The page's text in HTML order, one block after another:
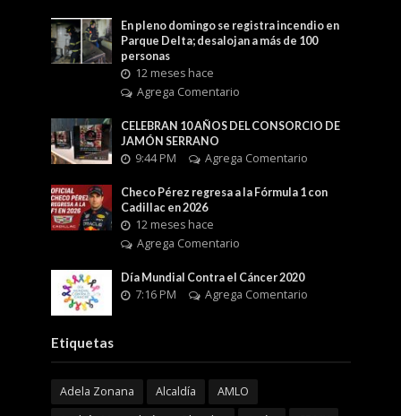
En pleno domingo se registra incendio en
Parque Delta; desalojan a más de 100
personas
12 meses hace
Agrega Comentario
CELEBRAN 10 AÑOS DEL CONSORCIO DE
JAMÓN SERRANO
9:44 PM Agrega Comentario
Checo Pérez regresa a la Fórmula 1 con
Cadillac en 2026
12 meses hace
Agrega Comentario
Día Mundial Contra el Cáncer 2020
7:16 PM Agrega Comentario
Etiquetas
Adela Zonana Alcaldía
AMLO